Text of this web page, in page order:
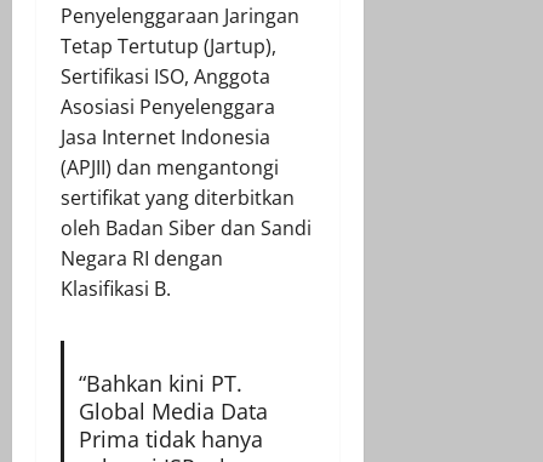
Penyelenggaraan Jaringan
Tetap Tertutup (Jartup),
Sertifikasi ISO, Anggota
Asosiasi Penyelenggara
Jasa Internet Indonesia
(APJII) dan mengantongi
sertifikat yang diterbitkan
oleh Badan Siber dan Sandi
Negara RI dengan
Klasifikasi B.
“Bahkan kini PT.
Global Media Data
Prima tidak hanya